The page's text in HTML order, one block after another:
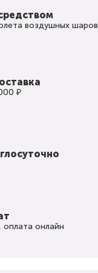
воздушных шаров
₽
оплата онлайн